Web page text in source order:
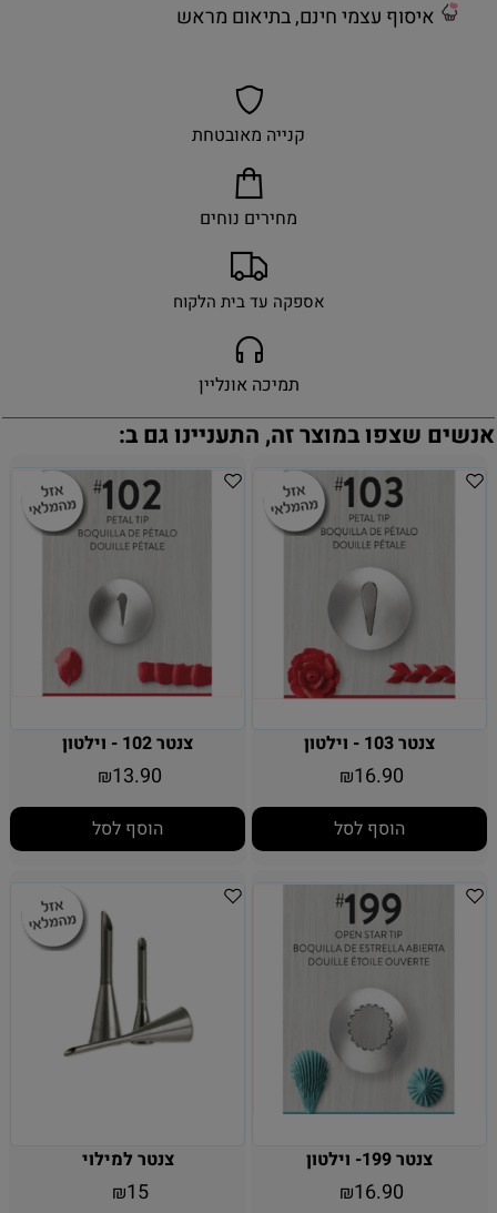
איסוף עצמי חינם, בתיאום מראש
קנייה מאובטחת
מחירים נוחים
אספקה עד בית הלקוח
תמיכה אונליין
אנשים שצפו במוצר זה, התעניינו גם ב:
צנטר 103 - וילטון
₪16.90
הוסף לסל
צנטר 102 - וילטון
₪13.90
הוסף לסל
צנטר 199- וילטון
₪16.90
צנטר למילוי
₪15